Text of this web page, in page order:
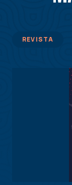
REVISTA